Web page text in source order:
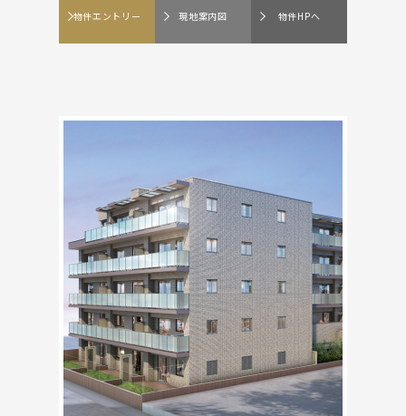
物件エントリー 現地案内図 物件HPへ